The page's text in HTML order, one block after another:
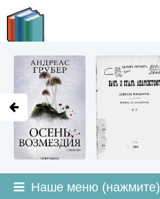
Наше меню (нажмите)
LITMIR.ORG